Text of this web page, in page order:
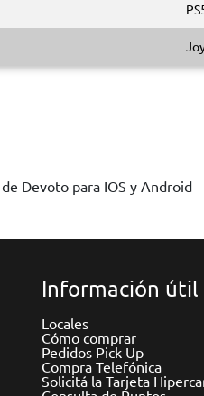
Devoto para IOS y Android
Información útil
Locales
Cómo comprar
Pedidos Pick Up
Compra Telefónica
Solicitá la Tarjeta